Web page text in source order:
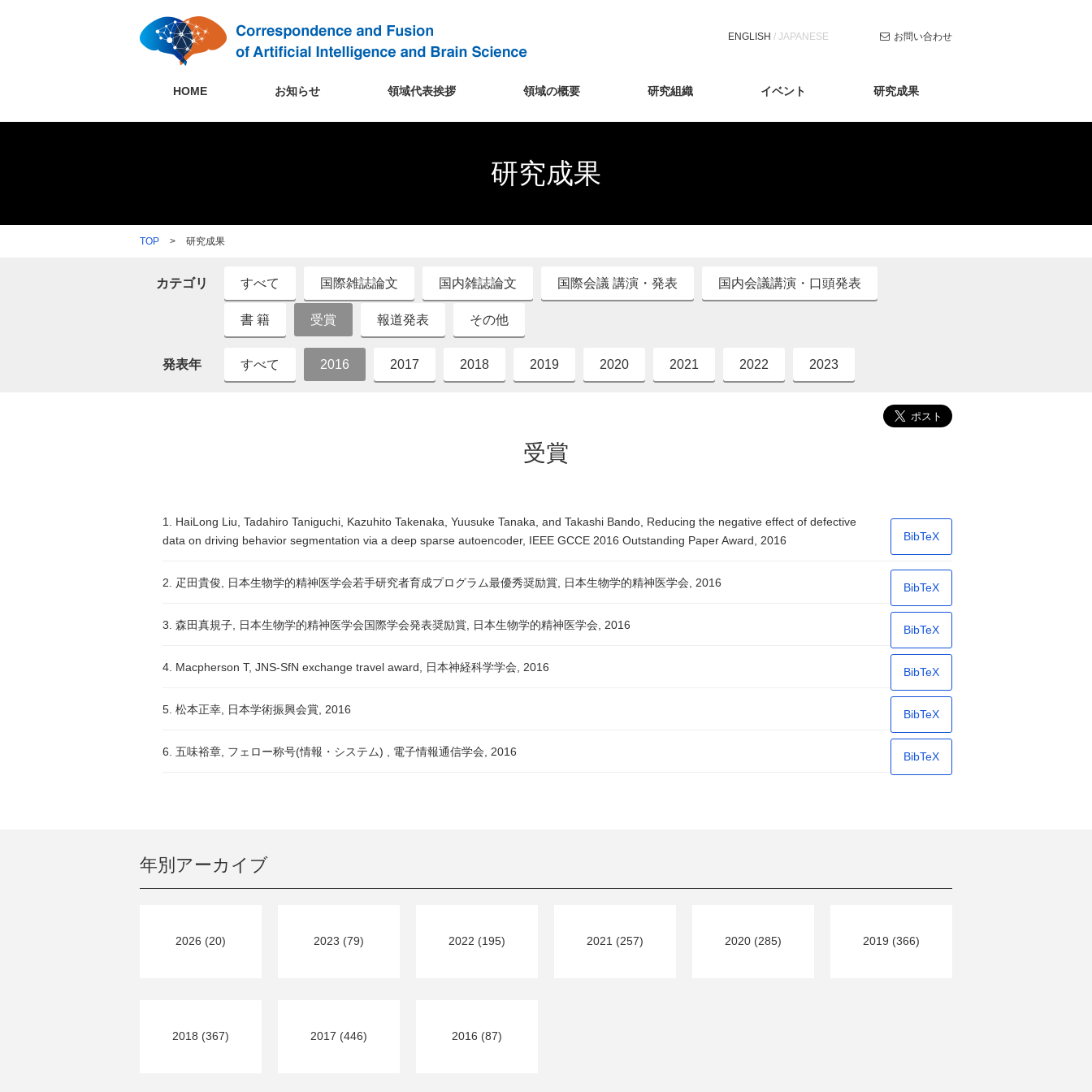
ビ
ン
ENGLISH / JAPANESE お問い合わせ
HOME お知らせ 領域代表挨拶 領域の概要 研究組織 イベント 研究成果
研究成果
TOP > 研究成果
カテゴリ すべて 国際雑誌論文 国内雑誌論文 国際会議 講演・発表 国内会議講演・口頭発表
書 籍 受賞 報道発表 その他
発表年 すべて 2016 2017 2018 2019 2020 2021 2022 2023
受賞
1. HaiLong Liu, Tadahiro Taniguchi, Kazuhito Takenaka, Yuusuke Tanaka, and Takashi Bando, Reducing the negative effect of defective
data on driving behavior segmentation via a deep sparse autoencoder, IEEE GCCE 2016 Outstanding Paper Award, 2016
BibTeX
2. 疋田貴俊, 日本生物学的精神医学会若手研究者育成プログラム最優秀奨励賞, 日本生物学的精神医学会, 2016 BibTeX
3. 森田真規子, 日本生物学的精神医学会国際学会発表奨励賞, 日本生物学的精神医学会, 2016 BibTeX
4. Macpherson T, JNS-SfN exchange travel award, 日本神経科学学会, 2016 BibTeX
5. 松本正幸, 日本学術振興会賞, 2016 BibTeX
6. 五味裕章, フェロー称号(情報・システム) , 電子情報通信学会, 2016 BibTeX
年別アーカイブ
2026 (20) 2023 (79) 2022 (195) 2021 (257) 2020 (285) 2019 (366)
2018 (367) 2017 (446) 2016 (87)